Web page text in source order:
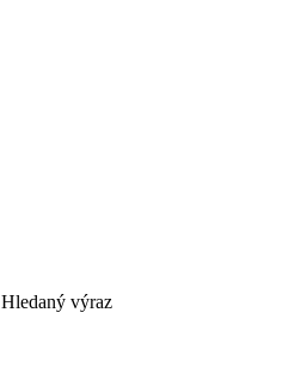
Hledaný výraz